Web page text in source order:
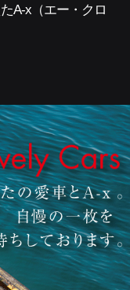
A-x（エー・クロ